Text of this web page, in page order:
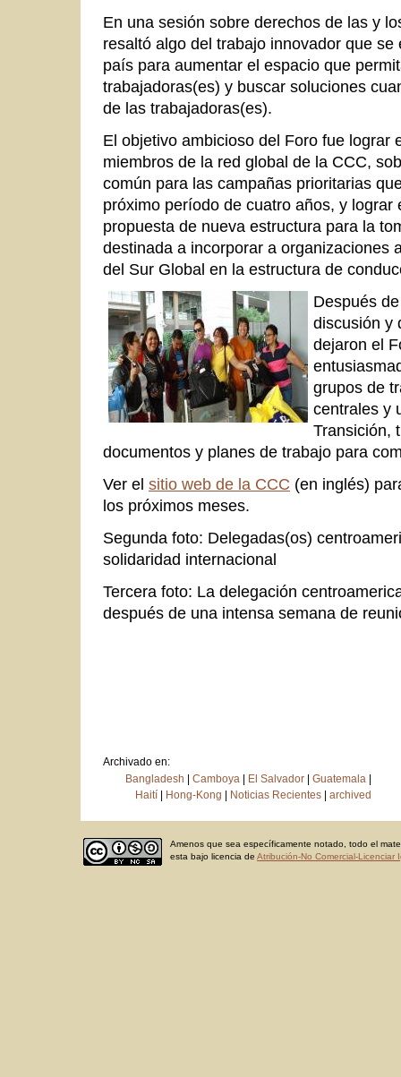
En una sesión sobre derechos de las y
resaltó algo del trabajo innovador que
país para aumentar el espacio que
trabajadoras(es) y buscar soluciones
de las trabajadoras(es).
El objetivo ambicioso del Foro fue lograr
miembros de la red global de la CCC,
común para las campañas prioritarias
próximo período de cuatro años, y lograr
propuesta de nueva estructura para la
destinada a incorporar a organizaciones
del Sur Global en la estructura de
Después
discusión y
dejaron el
grupos de
centrales y
Transición,
documentos y planes de trabajo para
Ver el sitio web de la CCC (en inglés)
los próximos meses.
Segunda foto: Delegadas(os)
solidaridad internacional
Tercera foto: La delegación
después de una intensa semana de
Archivado en:
Bangladesh | Camboya | El Salvador | Guatemala |
Haití | Hong-Kong | Noticias Recientes | archived
Amenos que sea específicamente notado, todo el
esta bajo licencia deAtribución-No Comercial-Licenciar